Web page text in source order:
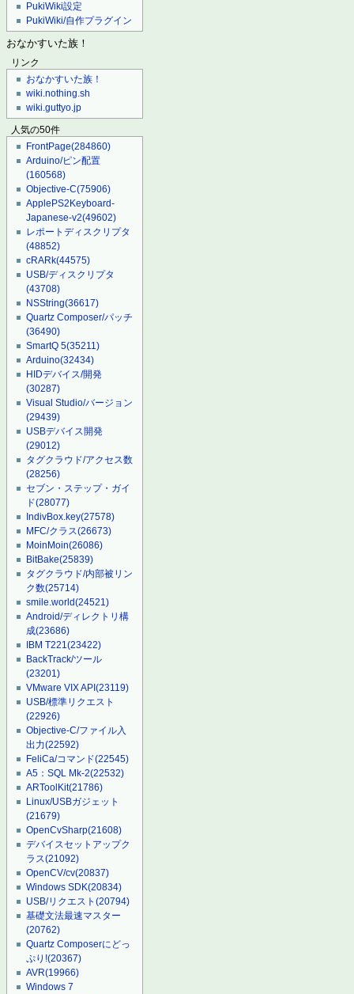
PukiWiki設定
PukiWiki/自作プラグイン
おなかすいた族！
リンク
おなかすいた族！
wiki.nothing.sh
wiki.guttyo.jp
人気の50件
FrontPage(284860)
Arduino/ピン配置
(160568)
Objective-C(75906)
ApplePS2Keyboard-
Japanese-v2(49602)
レポートディスクリプタ
(48852)
cRARk(44575)
USB/ディスクリプタ
(43708)
NSString(36617)
Quartz Composer/パッチ
(36490)
SmartQ 5(35211)
Arduino(32434)
HIDデバイス/開発
(30287)
Visual Studio/バージョン
(29439)
USBデバイス開発
(29012)
タグクラウド/アクセス数
(28256)
セブン・ステップ・ガイ
ド(28077)
IndivBox.key(27578)
MFC/クラス(26673)
MoinMoin(26086)
BitBake(25839)
タグクラウド/内部被リン
ク数(25714)
smile.world(24521)
Android/ディレクトリ構
成(23686)
IBM T221(23422)
BackTrack/ツール
(23201)
VMware VIX API(23119)
USB/標準リクエスト
(22926)
Objective-C/ファイル入
出力(22592)
FeliCa/コマンド(22545)
A5：SQL Mk-2(22532)
ARToolKit(21786)
Linux/USBガジェット
(21679)
OpenCvSharp(21608)
デバイスセットアップク
ラス(21092)
OpenCV/cv(20837)
Windows SDK(20834)
USB/リクエスト(20794)
基礎文法最速マスター
(20762)
Quartz Composerにどっ
ぷり!(20367)
AVR(19966)
Windows 7